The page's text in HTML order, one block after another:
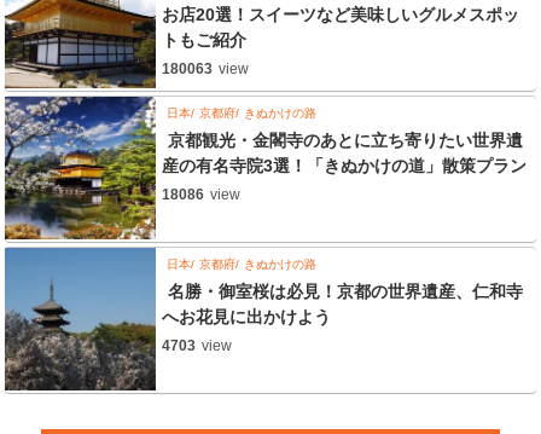
お店20選！スイーツなど美味しいグルメスポッ
トもご紹介
180063 view
日本 京都府 きぬかけの路
京都観光・金閣寺のあとに立ち寄りたい世界遺
産の有名寺院3選！「きぬかけの道」散策プラン
18086 view
日本 京都府 きぬかけの路
名勝・御室桜は必見！京都の世界遺産、仁和寺
へお花見に出かけよう
4703 view